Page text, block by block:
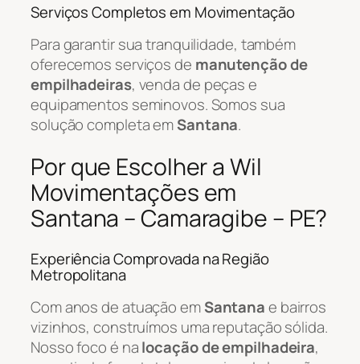
Serviços Completos em Movimentação
Para garantir sua tranquilidade, também
oferecemos serviços de manutenção de
empilhadeiras, venda de peças e
equipamentos seminovos. Somos sua
solução completa emSantana.
Por que Escolher a Wil
Movimentações em
Santana – Camaragibe – PE?
Experiência Comprovada na Região
Metropolitana
Com anos de atuação emSantanae bairros
vizinhos, construímos uma reputação sólida.
Nosso foco é nalocação de empilhadeira,